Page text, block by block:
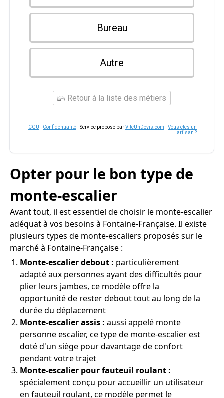
Bureau
Autre
Retour à la liste des métiers
CGU - Confidentialité- Service proposé parViteUnDevis.com -Vous êtes un
artisan ?
Opter pour le bon type de
monte-escalier
Avant tout, il est essentiel de choisir le monte-escalier
adéquat à vos besoins à Fontaine-Française. Il existe
plusieurs types de monte-escaliers proposés sur le
marché à Fontaine-Française :
Monte-escalier debout : particulièrement
adapté aux personnes ayant des difficultés pour
plier leurs jambes, ce modèle offre la
opportunité de rester debout tout au long de la
durée du déplacement
Monte-escalier assis : aussi appelé monte
personne escalier, ce type de monte-escalier est
doté d'un siège pour davantage de confort
pendant votre trajet
Monte-escalier pour fauteuil roulant :
spécialement conçu pour accueillir un utilisateur
en fauteuil roulant, ce modèle permet le